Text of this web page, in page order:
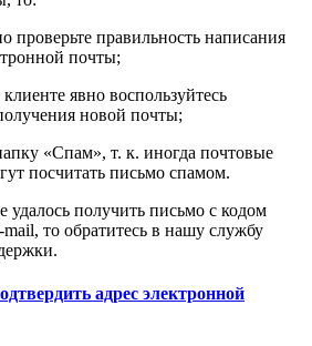
проверьте правильность написания
почты;
явно воспользуйтесь
новой почты;
«Спам», т. к. иногда почтовые
посчитать письмо спамом.
удалось получить письмо с кодом
то обратитесь в нашу службу
адрес электронной